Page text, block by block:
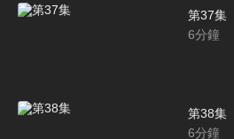
第37集
6分鐘
第38集
6分鐘